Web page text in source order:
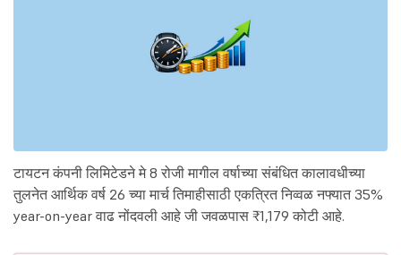
टायटन कंपनी लिमिटेडने मे 8 रोजी मागील वर्षाच्या संबंधित कालावधीच्या
तुलनेत आर्थिक वर्ष 26 च्या मार्च तिमाहीसाठी एकत्रित निव्वळ नफ्यात 35%
year-on-year वाढ नोंदवली आहे जी जवळपास ₹1,179 कोटी आहे.